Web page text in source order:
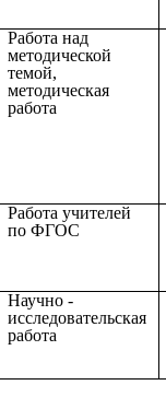
Работа над
методической
темой,
методическая
работа
Работа учителей
по ФГОС
Научно -
исследовательская
работа